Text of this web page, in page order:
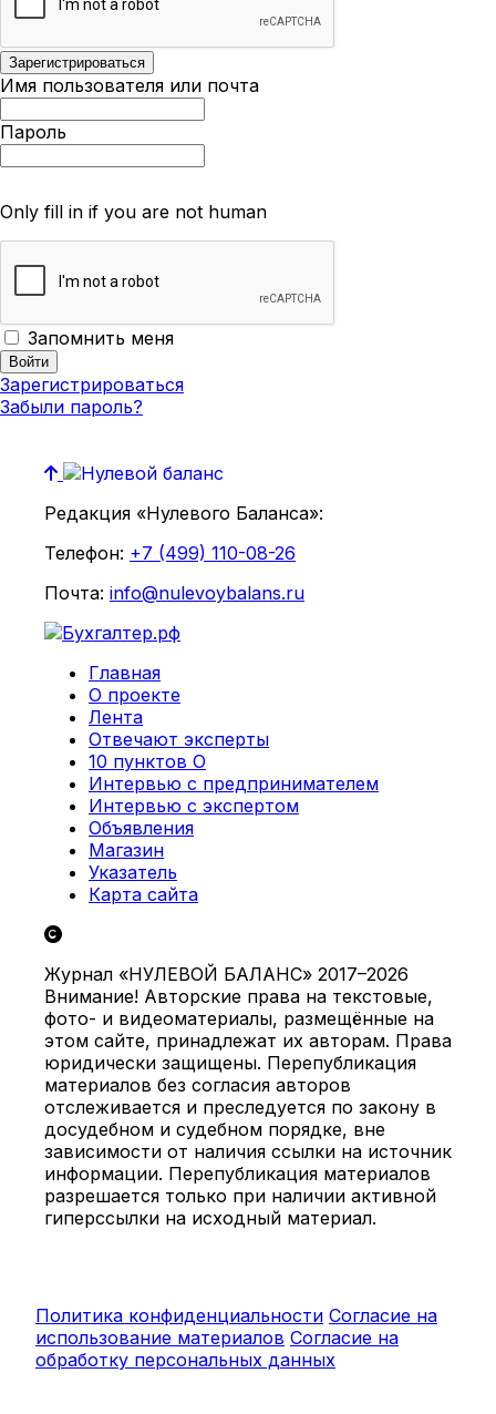
Имя пользователя или почта
Пароль
Only fill in if you are not human
Запомнить меня
Зарегистрироваться
Забыли пароль?
Редакция «Нулевого Баланса»:
Телефон: +7 (499) 110-08-26
Почта: info@nulevoybalans.ru
Главная
О проекте
Лента
Отвечают эксперты
10 пунктов О
Интервью с предпринимателем
Интервью с экспертом
Объявления
Магазин
Указатель
Карта сайта
Журнал «НУЛЕВОЙ БАЛАНС» 2017–2026
Внимание! Авторские права на текстовые,
фото- и видеоматериалы, размещённые на
этом сайте, принадлежат их авторам. Права
юридически защищены. Перепубликация
материалов без согласия авторов
отслеживается и преследуется по закону в
досудебном и судебном порядке, вне
зависимости от наличия ссылки на источник
информации. Перепубликация материалов
разрешается только при наличии активной
гиперссылки на исходный материал.
Политика конфиденциальности Согласие на
использование материалов Согласие на
обработку персональных данных